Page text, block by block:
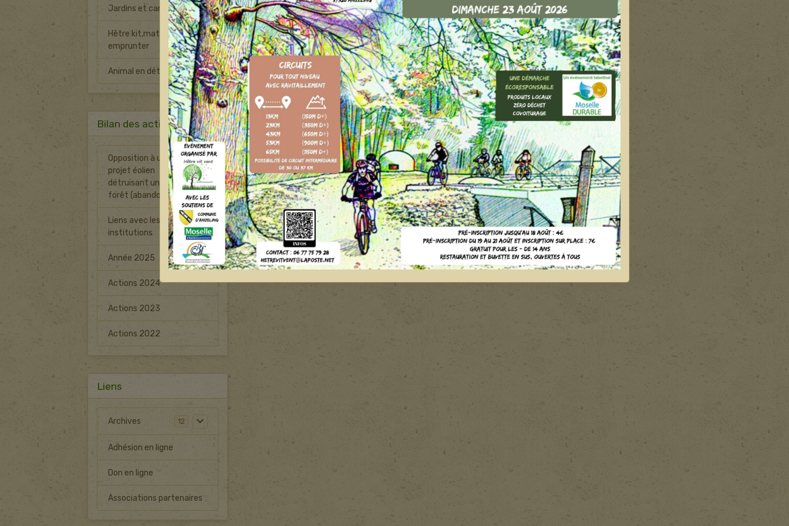
MONTENACH
PartagerFacebook
X Email
Jardins et canicule
Hêtre kit,matériel à
emprunter
Animal en détresse
Bilan des actions
Opposition à un
projet éolien
détruisant une
forêt (abandonné)
0
Liens avec les
institutions
8
Année 2025
Actions 2024
Actions 2023
Actions 2022
Liens
Archives 12
Adhésion en ligne
Don en ligne
Associations partenaires